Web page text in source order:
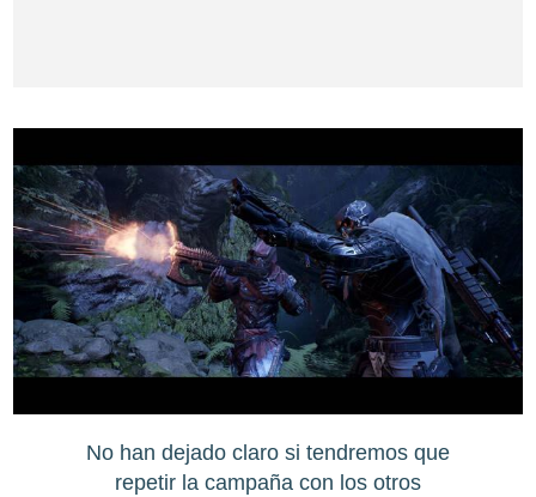
No han dejado claro si tendremos que
repetir la campaña con los otros